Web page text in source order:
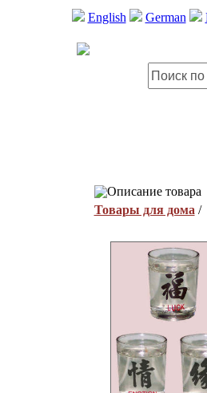
English German
Описание товара
Товары для дома /